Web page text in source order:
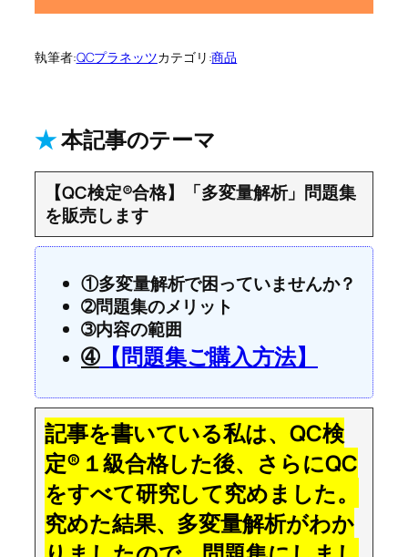
執筆者:QCプラネッツカテゴリ:商品
★本記事のテーマ
【QC検定®合格】「多変量解析」問題集
を販売します
①多変量解析で困っていませんか？
➁問題集のメリット
➂内容の範囲
➃【問題集ご購入方法】
記事を書いている私は、QC検
定®１級合格した後、さらにQC
をすべて研究して究めました。
究めた結果、多変量解析がわか